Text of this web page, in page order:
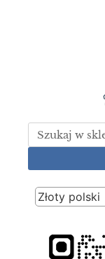
Złoty polski